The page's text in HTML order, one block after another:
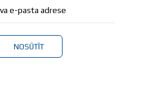
NOSŪTĪT